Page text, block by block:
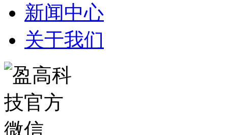
新闻中心
关于我们